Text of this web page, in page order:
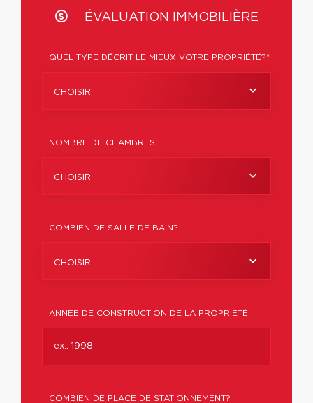
ÉVALUATION IMMOBILIÈRE
QUEL TYPE DÉCRIT LE MIEUX VOTRE PROPRIÉTÉ?*
CHOISIR
NOMBRE DE CHAMBRES
CHOISIR
COMBIEN DE SALLE DE BAIN?
CHOISIR
ANNÉE DE CONSTRUCTION DE LA PROPRIÉTÉ
COMBIEN DE PLACE DE STATIONNEMENT?